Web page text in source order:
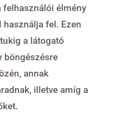
felhasználói élmény
használja fel. Ezen
a látogató
böngészésre
annak
illetve amíg a